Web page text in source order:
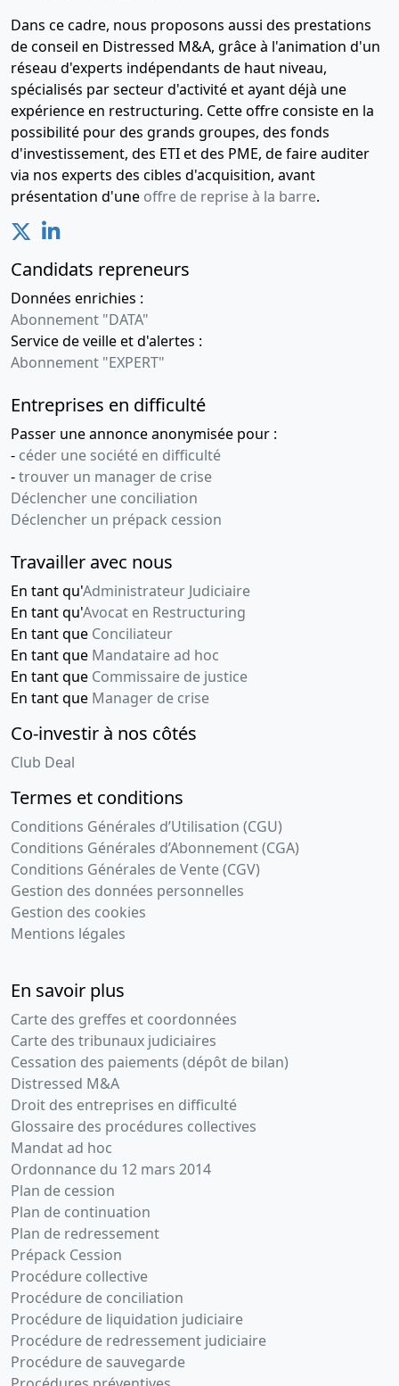
Dans ce cadre, nous proposons aussi des prestations
de conseil en Distressed M&A, grâce à l'animation d'un
réseau d'experts indépendants de haut niveau,
spécialisés par secteur d'activité et ayant déjà une
expérience en restructuring. Cette offre consiste en la
possibilité pour des grands groupes, des fonds
d'investissement, des ETI et des PME, de faire auditer
via nos experts des cibles d'acquisition, avant
présentation d'une offre de reprise à la barre.
Candidats repreneurs
Données enrichies :
Abonnement "DATA"
Service de veille et d'alertes :
Abonnement "EXPERT"
Entreprises en difficulté
Passer une annonce anonymisée pour :
- céder une société en difficulté
-trouver un manager de crise
Déclencher une conciliation
Déclencher un prépack cession
Travailler avec nous
En tant qu'Administrateur Judiciaire
En tant qu'Avocat en Restructuring
En tant que Conciliateur
En tant que Mandataire ad hoc
En tant que Commissaire de justice
En tant que Manager de crise
Co-investir à nos côtés
Club Deal
Termes et conditions
Conditions Générales d’Utilisation (CGU)
Conditions Générales d’Abonnement (CGA)
Conditions Générales de Vente (CGV)
Gestion des données personnelles
Gestion des cookies
Mentions légales
En savoir plus
Carte des greffes et coordonnées
Carte des tribunaux judiciaires
Cessation des paiements (dépôt de bilan)
Distressed M&A
Droit des entreprises en difficulté
Glossaire des procédures collectives
Mandat ad hoc
Ordonnance du 12 mars 2014
Plan de cession
Plan de continuation
Plan de redressement
Prépack Cession
Procédure collective
Procédure de conciliation
Procédure de liquidation judiciaire
Procédure de redressement judiciaire
Procédure de sauvegarde